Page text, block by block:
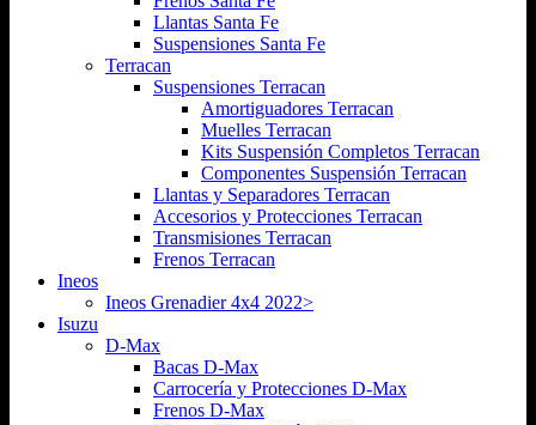
Llantas Santa Fe
Suspensiones Santa Fe
Terracan
Suspensiones Terracan
Amortiguadores Terracan
Muelles Terracan
Kits Suspensión Completos Terracan
Componentes Suspensión Terracan
Llantas y Separadores Terracan
Accesorios y Protecciones Terracan
Transmisiones Terracan
Frenos Terracan
Ineos
Ineos Grenadier 4x4 2022>
Isuzu
D-Max
Bacas D-Max
Carrocería y Protecciones D-Max
Frenos D-Max